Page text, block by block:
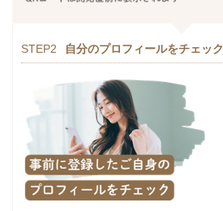
STEP2 自分のプロフィールをチェック